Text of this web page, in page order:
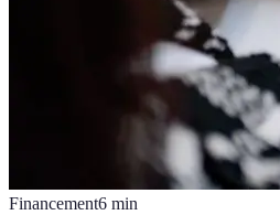
Financement6 min